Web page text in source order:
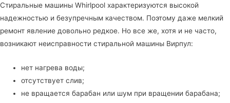
Стиральные машины Whirlpool характеризуются высокой
надежностью и безупречным качеством. Поэтому даже мелкий
ремонт явление довольно редкое. Но все же, хотя и не часто,
возникают неисправности стиральной машины Вирпул:
нет нагрева воды;
отсутствует слив;
не вращается барабан или шум при вращении барабана;